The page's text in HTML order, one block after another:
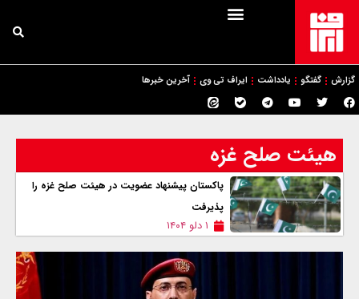
گزارش گفتگو یادداشت ایراف تی وی آخرین خبرها
هیئت صلح غزه
پاکستان پیشنهاد عضویت در هیئت صلح غزه را
پذیرفت
۱ دلو ۱۴۰۴